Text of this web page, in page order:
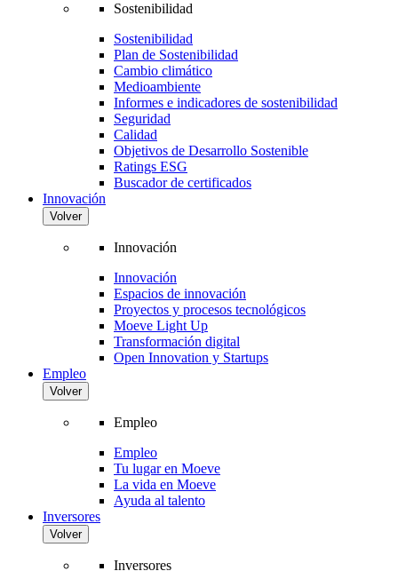
Sostenibilidad
Sostenibilidad
Plan de Sostenibilidad
Cambio climático
Medioambiente
Informes e indicadores de sostenibilidad
Seguridad
Calidad
Objetivos de Desarrollo Sostenible
Ratings ESG
Buscador de certificados
Innovación
Volver
Innovación
Innovación
Espacios de innovación
Proyectos y procesos tecnológicos
Moeve Light Up
Transformación digital
Open Innovation y Startups
Empleo
Volver
Empleo
Empleo
Tu lugar en Moeve
La vida en Moeve
Ayuda al talento
Inversores
Volver
Inversores